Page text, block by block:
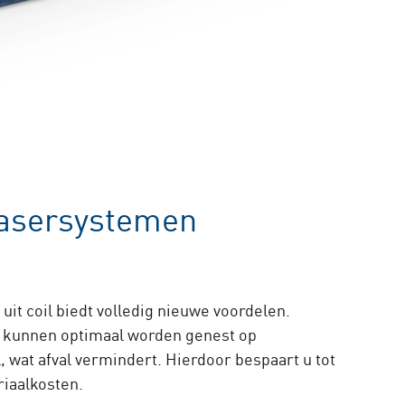
coil biedt volledig nieuwe voordelen.
optimaal worden genest op
wat afval vermindert. Hierdoor bespaart u tot